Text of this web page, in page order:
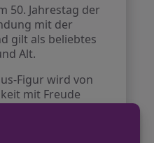
50. Jahrestag der
mit der
gilt als beliebtes
Alt.
Figur wird von
mit Freude
auch viele
die Menschen